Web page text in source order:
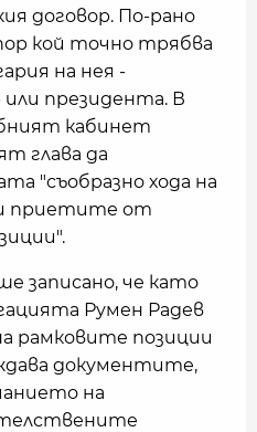
договор. По-рано
кой точно трябва
на нея -
президента. В
кабинет
глава да
"съобразно хода на
приетите от
записано, че като
Румен Радев
рамковите позиции
документите,
на